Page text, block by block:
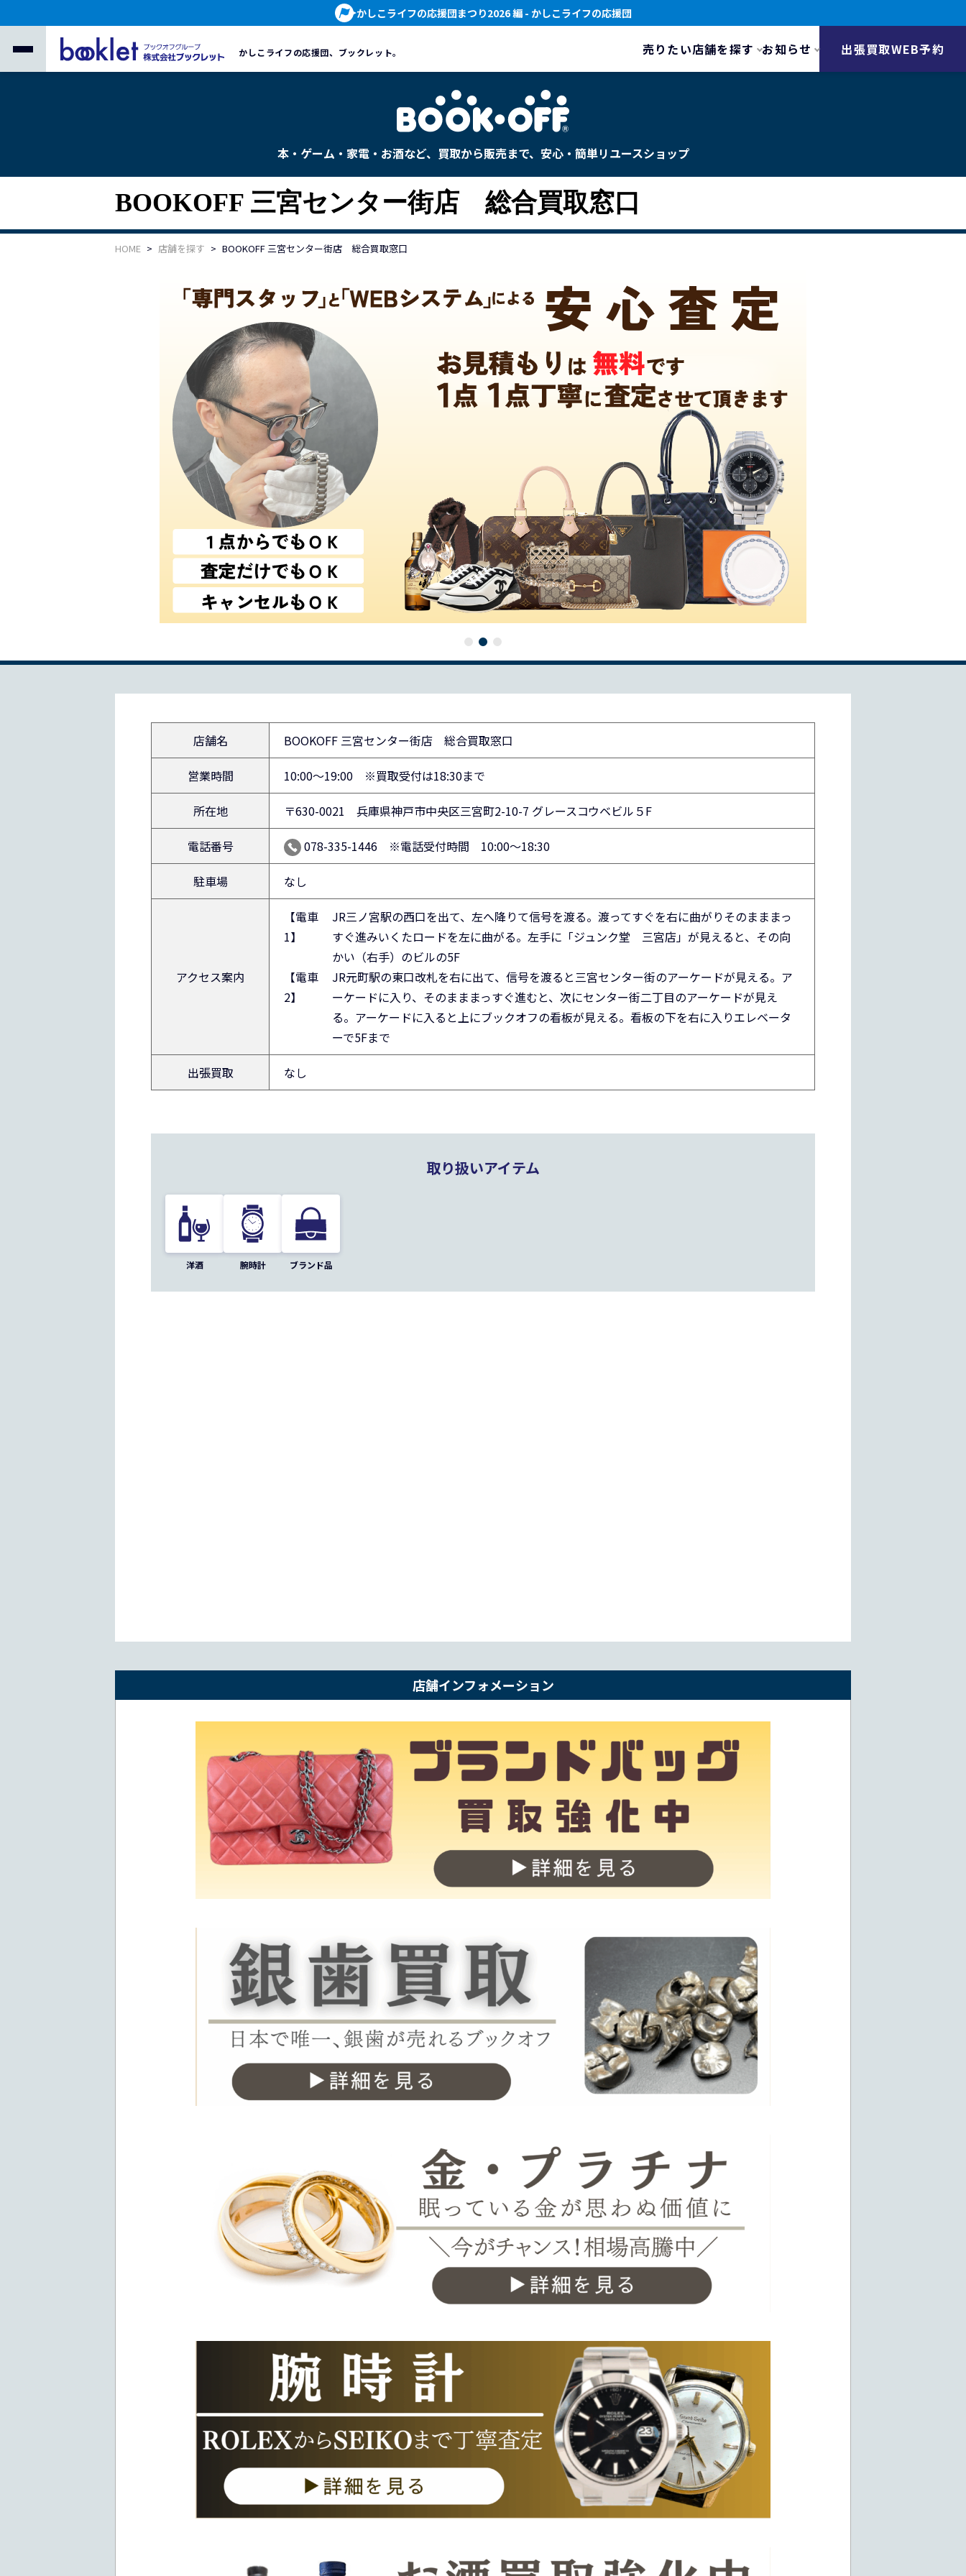
かしこライフの応援団まつり2026 編- かしこライフの応援団
かしこライフの応援団、 ブックレット。 売りたい店舗を探す お知らせ 出張買取WEB予約
本・ゲーム・家電・お酒など、買取から販売まで、安心・簡単リユースショップ
BOOKOFF 三宮センター街店 総合買取窓口
HOME 店舗を探す BOOKOFF 三宮センター街店 総合買取窓口
店舗名 BOOKOFF 三宮センター街店 総合買取窓口
営業時間 10:00～19:00 ※買取受付は18:30まで
所在地 〒630-0021 兵庫県神戸市中央区三宮町2-10-7 グレースコウベビル５F
電話番号 078-335-1446 ※電話受付時間 10:00～18:30
駐車場 なし
アクセス案内
【電車
1】
JR三ノ宮駅の西口を出て、左へ降りて信号を渡る。渡ってすぐを右に曲がりそのまままっ
すぐ進みいくたロードを左に曲がる。左手に「ジュンク堂 三宮店」が見えると、その向
かい（右手）のビルの5F
【電車
2】
JR元町駅の東口改札を右に出て、信号を渡ると三宮センター街のアーケードが見える。ア
ーケードに入り、そのまままっすぐ進むと、次にセンター街二丁目のアーケードが見え
る。アーケードに入ると上にブックオフの看板が見える。看板の下を右に入りエレベータ
ーで5Fまで
出張買取 なし
取り扱いアイテム
洋酒 腕時計 ブランド品
店舗インフォメーション
ブランドバッグを高価買取。付属品なし・使用感ありでも神戸三宮で高価買取中。
銀歯・金歯も重量でしっかり査定。少量・単品でも神戸三宮で高価買取中
金・プラチナ・貴金属をを神戸三宮で高価買取中。相場連動で高価買取いたします。
ロレックス・オメガ・タグホイヤーなど人気時計を神戸三宮で高価買取中。